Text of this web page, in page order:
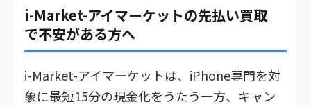
i-Market-アイマーケットの先払い買取
で不安がある方へ
i-Market-アイマーケットは、iPhone専門を対
象に最短15分の現金化をうたう一方、キャン